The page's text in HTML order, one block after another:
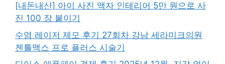
[내돈내산] 아이 사진 액자 인테리어 5만 원으로 사
진 100 장 붙이기
수염 레이저 제모 후기 27회차 강남 세라미크의원
젠틀맥스 프로 플러스 시술기